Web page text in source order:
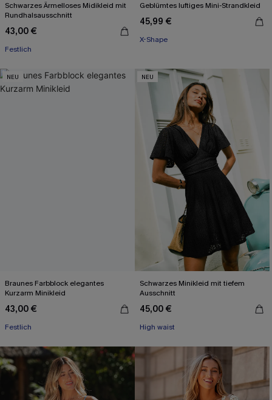
Schwarzes Ärmelloses Midikleid mit
Rundhalsausschnitt
43,00 €
Festlich
Geblümtes luftiges Mini-Strandkleid
45,99 €
X-Shape
NEU
Braunes Farbblock elegantes
Kurzarm Minikleid
43,00 €
Festlich
NEU
Schwarzes Minikleid mit tiefem
Ausschnitt
45,00 €
High waist